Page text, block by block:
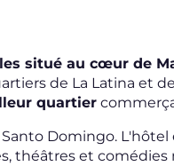
situé au cœur de
de La Latina et
quartier
Domingo.
théâtres et comédies